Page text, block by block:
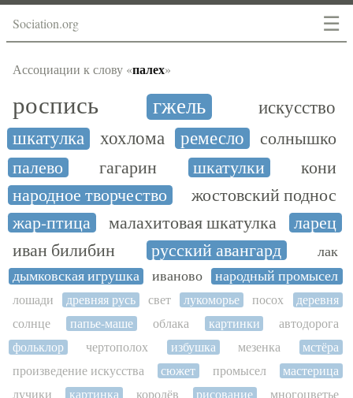
☰
Sociation.org
Ассоциации к слову «палех»
роспись гжель
искусство
шкатулка
хохлома ремесло
солнышко
палево
гагарин шкатулки
кони
народное творчество
жостовский поднос
жар-птица
малахитовая шкатулка
ларец
иван билибин
русский авангард
лак
дымковская игрушка
иваново народный промысел
лошади древняя русь свет лукоморье посох
деревня
солнце
папье-маше облака картинки
автодорога
фольклор
чертополох избушка мезенка
мстёра
произведение искусства
сюжет промысел
мастерица
лучики
картинка королёв рисование
многоцветье